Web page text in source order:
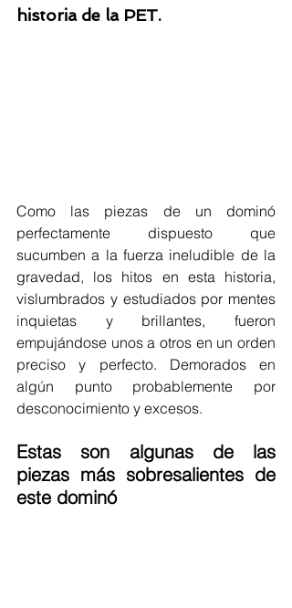
historia de la PET.
Como las piezas de un dominó
perfectamente dispuesto que
sucumben a la fuerza ineludible de la
gravedad, los hitos en esta historia,
vislumbrados y estudiados por mentes
inquietas y brillantes, fueron
empujándose unos a otros en un orden
preciso y perfecto. Demorados en
algún punto probablemente por
desconocimiento y excesos.
Estas son algunas de las
piezas más sobresalientes de
este dominó